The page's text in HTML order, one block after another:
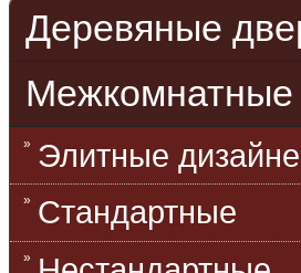
Деревяные
Межкомнатные
Элитные
Стандартные